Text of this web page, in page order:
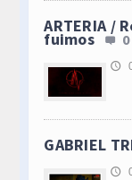
ARTERIA /
fuimos 0
🕔
GABRIEL
🕔